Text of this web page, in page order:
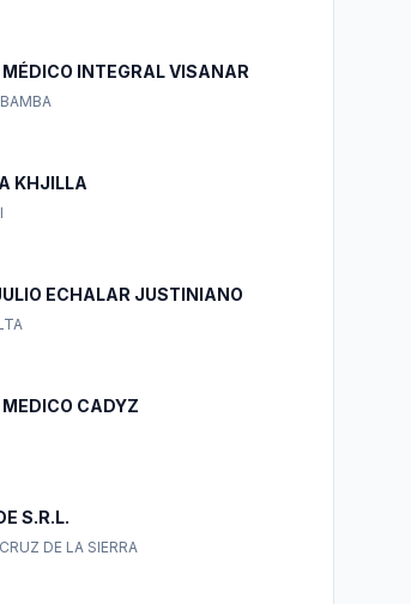
INTEGRAL VISANAR
KHJILLA
ECHALAR JUSTINIANO
CADYZ
S.R.L.
DE LA SIERRA